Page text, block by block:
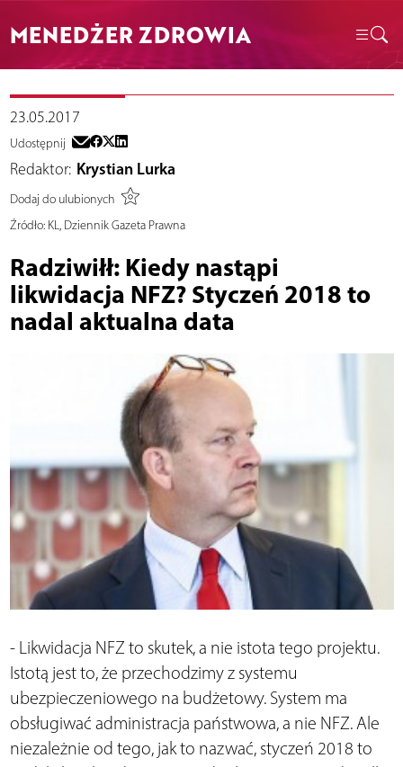
MENEDŻER ZDROWIA
23.05.2017
Udostępnij
Redaktor: Krystian Lurka
Dodaj do ulubionych
Źródło:KL, Dziennik Gazeta Prawna
Radziwiłł: Kiedy nastąpi
likwidacja NFZ? Styczeń 2018 to
nadal aktualna data
- Likwidacja NFZ to skutek, a nie istota tego projektu.
Istotą jest to, że przechodzimy z systemu
ubezpieczeniowego na budżetowy. System ma
obsługiwać administracja państwowa, a nie NFZ. Ale
niezależnie od tego, jak to nazwać, styczeń 2018 to